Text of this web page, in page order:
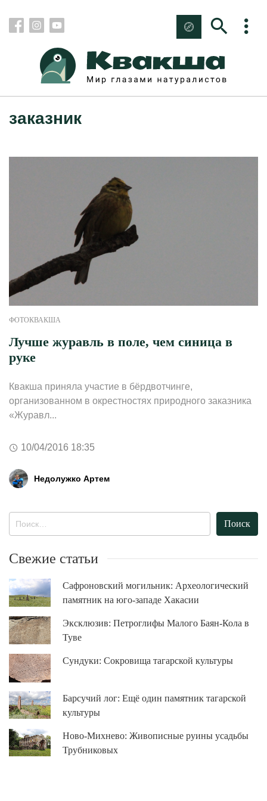
заказник
ФОТОКВАКША
Лучше журавль в поле, чем синица в
руке
Квакша приняла участие в бёрдвотчинге,
организованном в окрестностях природного заказника
«Журавл...
10/04/2016 18:35
Недолужко Артем
Свежие статьи
Сафроновский могильник: Археологический
памятник на юго-западе Хакасии
Эксклюзив: Петроглифы Малого Баян-Кола в
Туве
Сундуки: Сокровища тагарской культуры
Барсучий лог: Ещё один памятник тагарской
культуры
Ново-Михнево: Живописные руины усадьбы
Трубниковых